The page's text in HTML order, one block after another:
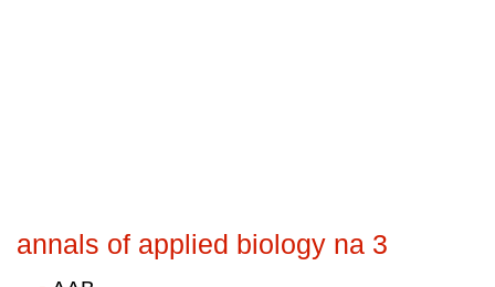
annals of applied biology na 3